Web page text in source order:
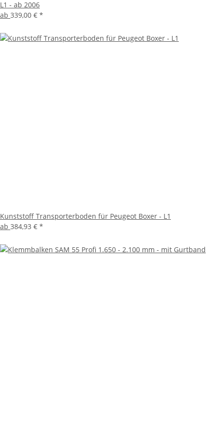
L1 - ab 2006
ab 339,00 € *
Kunststoff Transporterboden für Peugeot Boxer - L1
ab 384,93 € *